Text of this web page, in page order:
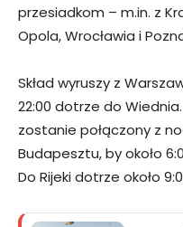
przesiadkom – m.in. z
Opola, Wrocławia i
Skład wyruszy z
22:00 dotrze do
zostanie połączony z
Budapesztu, by około
Do Rijeki dotrze około